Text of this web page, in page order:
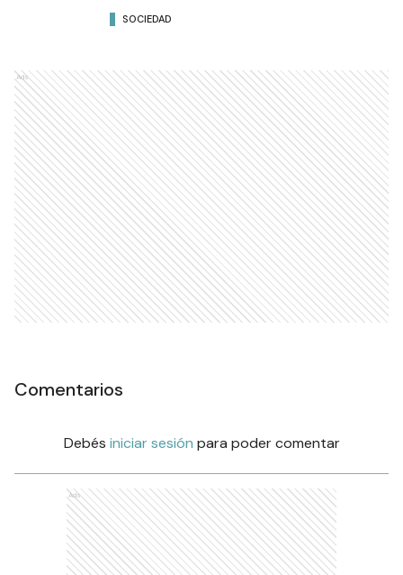
SOCIEDAD
Ads
Comentarios
Debés iniciar sesión para poder comentar
Ads